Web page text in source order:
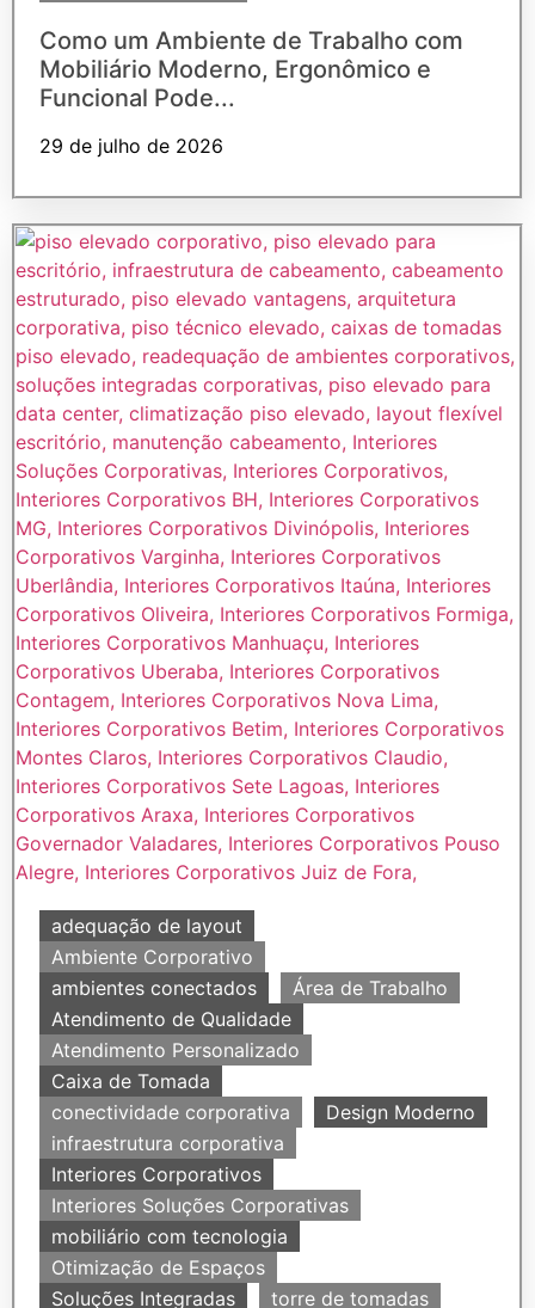
Como um Ambiente de Trabalho com
Mobiliário Moderno, Ergonômico e
Funcional Pode...
29 de julho de 2026
adequação de layout
Ambiente Corporativo
ambientes conectados
Área de Trabalho
Atendimento de Qualidade
Atendimento Personalizado
Caixa de Tomada
conectividade corporativa
Design Moderno
infraestrutura corporativa
Interiores Corporativos
Interiores Soluções Corporativas
mobiliário com tecnologia
Otimização de Espaços
Soluções Integradas
torre de tomadas